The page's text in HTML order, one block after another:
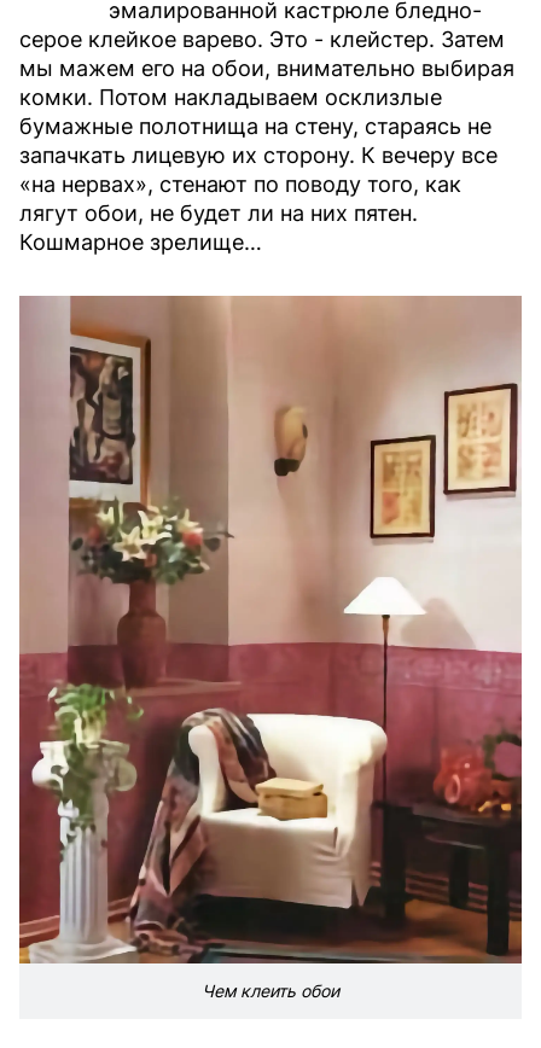
эмалированной кастрюле бледно-
серое клейкое варево. Это - клейстер. Затем
мы мажем его на обои, внимательно выбирая
комки. Потом накладываем осклизлые
бумажные полотнища на стену, стараясь не
запачкать лицевую их сторону. К вечеру все
«на нервах», стенают по поводу того, как
лягут обои, не будет ли на них пятен.
Кошмарное зрелище…
Чем клеить обои